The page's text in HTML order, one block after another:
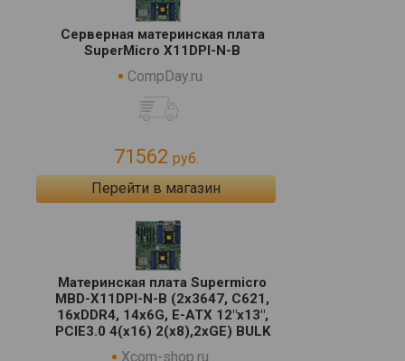
Серверная материнская плата
SuperMicro X11DPI-N-B
CompDay.ru
71562 руб.
Перейти в магазин
Материнская плата Supermicro
MBD-X11DPI-N-B (2x3647, C621,
16xDDR4, 14x6G, E-ATX 12"x13",
PCIE3.0 4(x16) 2(x8),2xGE) BULK
Xcom-shop.ru